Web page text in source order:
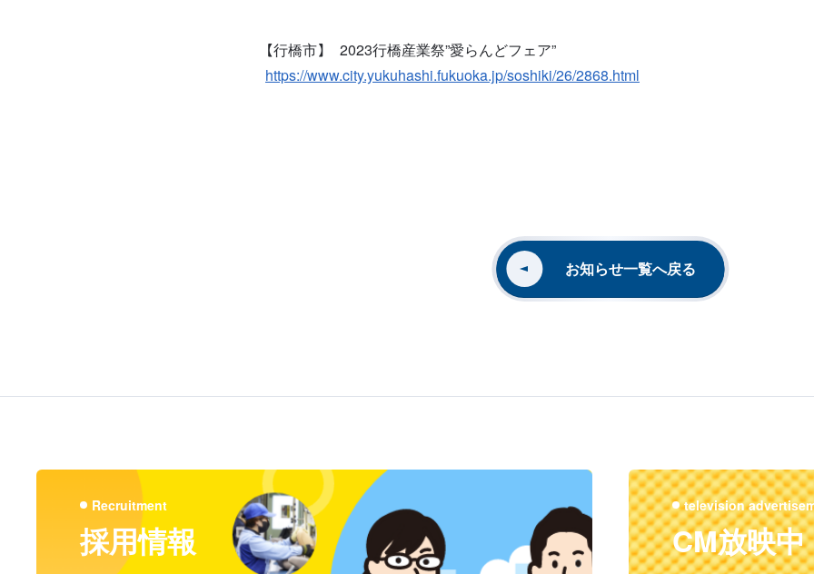
【行橋市】 2023行橋産業祭”愛らんどフェア”
https://www.city.yukuhashi.fukuoka.jp/soshiki/26/2868.html
お知らせ一覧へ戻る
Recruitment
採用情報
television
CM放映中